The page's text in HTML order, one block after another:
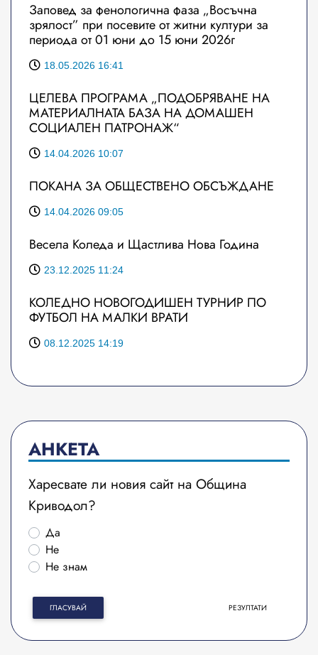
Заповед за фенологична фаза „Восъчна
зрялост” при посевите от житни култури за
периода от 01 юни до 15 юни 2026г
18.05.2026 16:41
ЦЕЛЕВА ПРОГРАМА „ПОДОБРЯВАНЕ НА
МАТЕРИАЛНАТА БАЗА НА ДОМАШЕН
СОЦИАЛЕН ПАТРОНАЖ“
14.04.2026 10:07
ПОКАНА ЗА ОБЩЕСТВЕНО ОБСЪЖДАНЕ
14.04.2026 09:05
Весела Коледа и Щастлива Нова Година
23.12.2025 11:24
КОЛЕДНО НОВОГОДИШЕН ТУРНИР ПО
ФУТБОЛ НА МАЛКИ ВРАТИ
08.12.2025 14:19
АНКЕТА
Харесвате ли новия сайт на Община
Криводол?
Да
Не
Не знам
ГЛАСУВАЙ РЕЗУЛТАТИ